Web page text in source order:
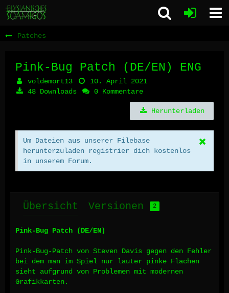
Patches
Pink-Bug Patch (DE/EN) ENG
voldemort13
10. April 2021
48 Downloads
0 Kommentare
Herunterladen
Um Dateien aus unserer Filebase
herunterzuladen registrier dich kostenlos
in unserem Forum.
Übersicht Versionen 2
Pink-Bug Patch (DE/EN)
Pink-Bug-Patch von Steven Davis gegen den Fehler
bei dem man im Spiel nur lauter pinke Flächen
sieht aufgrund von Problemen mit modernen
Grafikkarten.